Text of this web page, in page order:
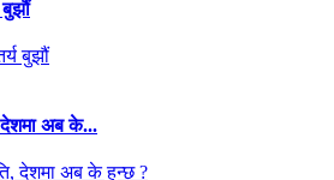
देशमा अब के...